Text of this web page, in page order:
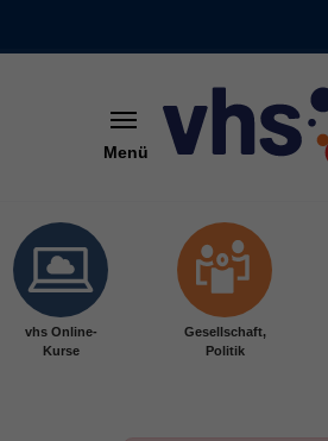
Menü
vhs Online-
Kurse
Gesellschaft,
Politik